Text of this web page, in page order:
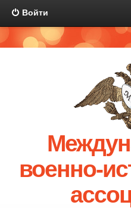
Войти
военно-